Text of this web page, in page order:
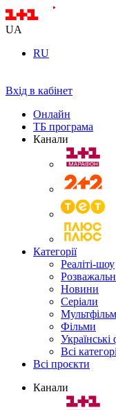
UA
RU
Вхід в кабінет
Онлайн
ТБ програма
Канали
Категорії
Реаліті-шоу
Новини
Серіали
Фільми
Українські
Всі
Всі проєкти
Канали